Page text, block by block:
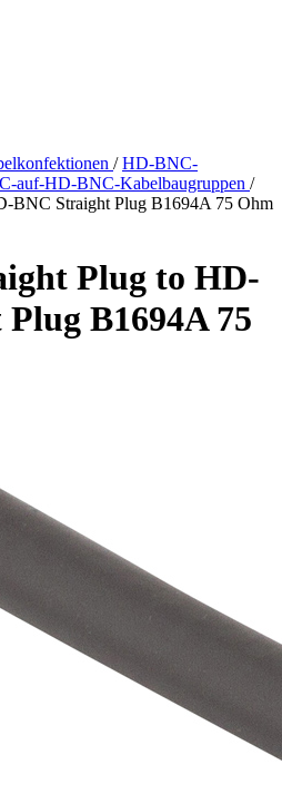
/ HD-BNC-
auf-HD-BNC-Kabelbaugruppen /
BNC Straight Plug B1694A 75 Ohm
Plug to HD-
B1694A 75